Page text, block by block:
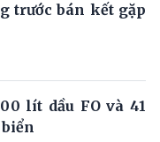
trước bán kết gặp
lít dầu FO và 41